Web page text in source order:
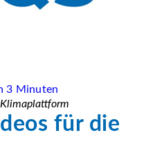
3 Minuten
für die